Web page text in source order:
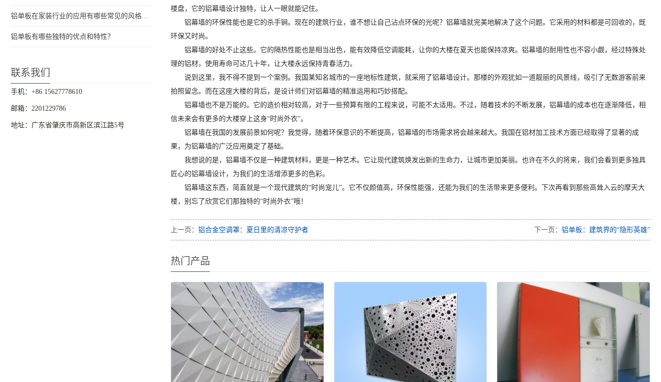
铝单板在家装行业的应用有哪些常见的风格和特点？
铝单板有哪些独特的优点和特性？
联系我们
手机：+86 15627778610
邮箱：2201229786
地址：广东省肇庆市高新区滨江路5号
楼盘，它的铝幕墙设计独特，让人一眼就能记住。
铝幕墙的环保性能也是它的杀手锏。现在的建筑行业，谁不想让自己沾点环保的光呢？铝幕墙就完美地解决了这个问题。它采用的材料都是可回收的，既
环保又时尚。
铝幕墙的好处不止这些。它的隔热性能也是相当出色，能有效降低空调能耗，让你的大楼在夏天也能保持凉爽。铝幕墙的耐用性也不容小觑，经过特殊处
理的铝材，使用寿命可达几十年，让大楼永远保持青春活力。
说到这里，我不得不提到一个案例。我国某知名城市的一座地标性建筑，就采用了铝幕墙设计。那楼的外观犹如一道靓丽的风景线，吸引了无数游客前来
拍照留念。而在这座大楼的背后，是设计师们对铝幕墙的精准运用和巧妙搭配。
铝幕墙也不是万能的。它的造价相对较高，对于一些预算有限的工程来说，可能不太适用。不过，随着技术的不断发展，铝幕墙的成本也在逐渐降低，相
信未来会有更多的大楼穿上这身“时尚外衣”。
铝幕墙在我国的发展前景如何呢？我觉得，随着环保意识的不断提高，铝幕墙的市场需求将会越来越大。我国在铝材加工技术方面已经取得了显著的成
果，为铝幕墙的广泛应用奠定了基础。
我想说的是，铝幕墙不仅是一种建筑材料，更是一种艺术。它让现代建筑焕发出新的生命力，让城市更加美丽。也许在不久的将来，我们会看到更多独具
匠心的铝幕墙设计，为我们的生活增添更多的色彩。
铝幕墙这东西，简直就是一个现代建筑的“时尚宠儿”。它不仅颜值高，环保性能强，还能为我们的生活带来更多便利。下次再看到那些高耸入云的摩天大
楼，别忘了欣赏它们那独特的“时尚外衣”哦！
上一页： 铝合金空调罩：夏日里的清凉守护者 下一页： 铝单板：建筑界的“隐形英雄”
热门产品